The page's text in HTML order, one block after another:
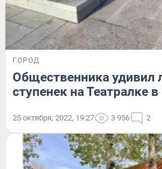
ГОРОД
Общественника удивил
ступенек на Театралке
25 октября, 2022, 19:27 3 956 2